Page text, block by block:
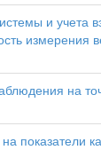
и учета
измерения
на
показатели